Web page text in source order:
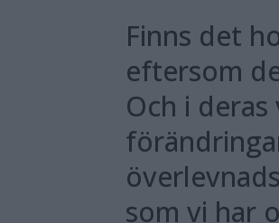
Finns det
eftersom
Och i
som vi har